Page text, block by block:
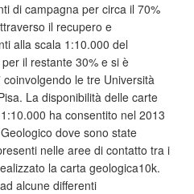
di campagna per circa il 70%
il recupero e
alla scala 1:10.000 del
il restante 30% e si è
le tre Università
La disponibilità delle carte
ha consentito nel 2013
dove sono state
nelle aree di contatto tra i
la carta geologica10k.
alcune differenti